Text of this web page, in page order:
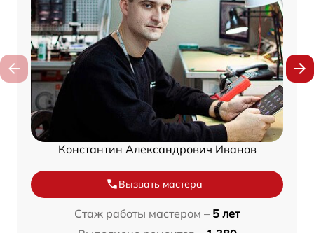
Константин Александрович Иванов
Вызвать мастера
Стаж работы мастером – 5 лет